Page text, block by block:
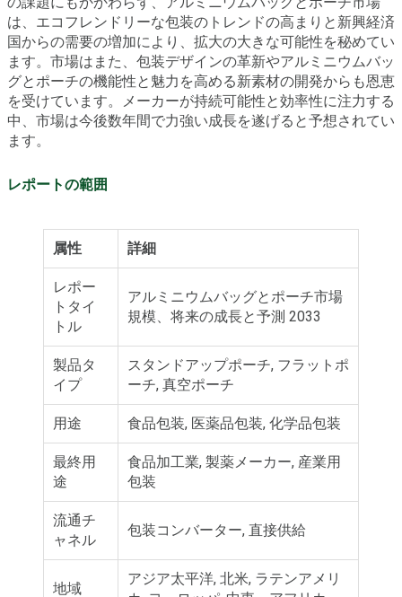
は、エコフレンドリーな包装のトレンドの高まりと新興経済
国からの需要の増加により、拡大の大きな可能性を秘めてい
ます。市場はまた、包装デザインの革新やアルミニウムバッ
グとポーチの機能性と魅力を高める新素材の開発からも恩恵
を受けています。メーカーが持続可能性と効率性に注力する
中、市場は今後数年間で力強い成長を遂げると予想されてい
ます。
レポートの範囲
属性 詳細
レポー
トタイ
トル
アルミニウムバッグとポーチ市場
規模、将来の成長と予測 2033
製品タ
イプ
スタンドアップポーチ, フラットポ
ーチ, 真空ポーチ
用途 食品包装, 医薬品包装, 化学品包装
最終用
途
食品加工業, 製薬メーカー, 産業用
包装
流通チ
ャネル
包装コンバーター, 直接供給
地域
アジア太平洋, 北米, ラテンアメリ